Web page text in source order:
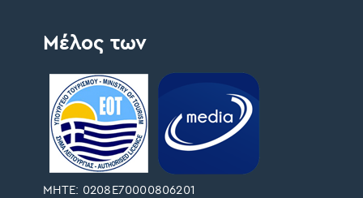
Μέλος των
ΜΗΤΕ: 0208Ε70000806201